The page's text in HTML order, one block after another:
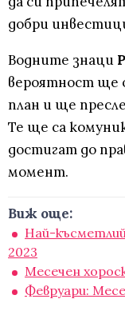
добри
Водните знаци
вероятност ще
план и ще
Те ще са
достигат до
момент.
Виж още:
Най-
2023
Месечен
Февруари: